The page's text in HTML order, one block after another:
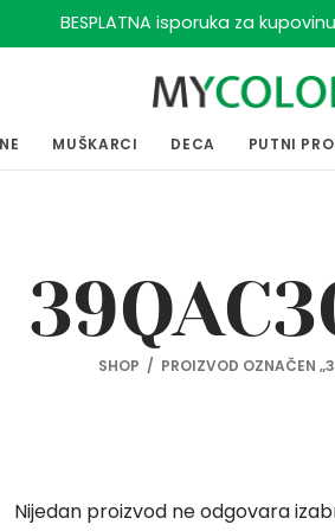
BESPLATNA isporuka za
MUŠKARCI DECA PUTNI
SHOP / PROIZVOD OZNAČEN
Nijedan proizvod ne odgovara